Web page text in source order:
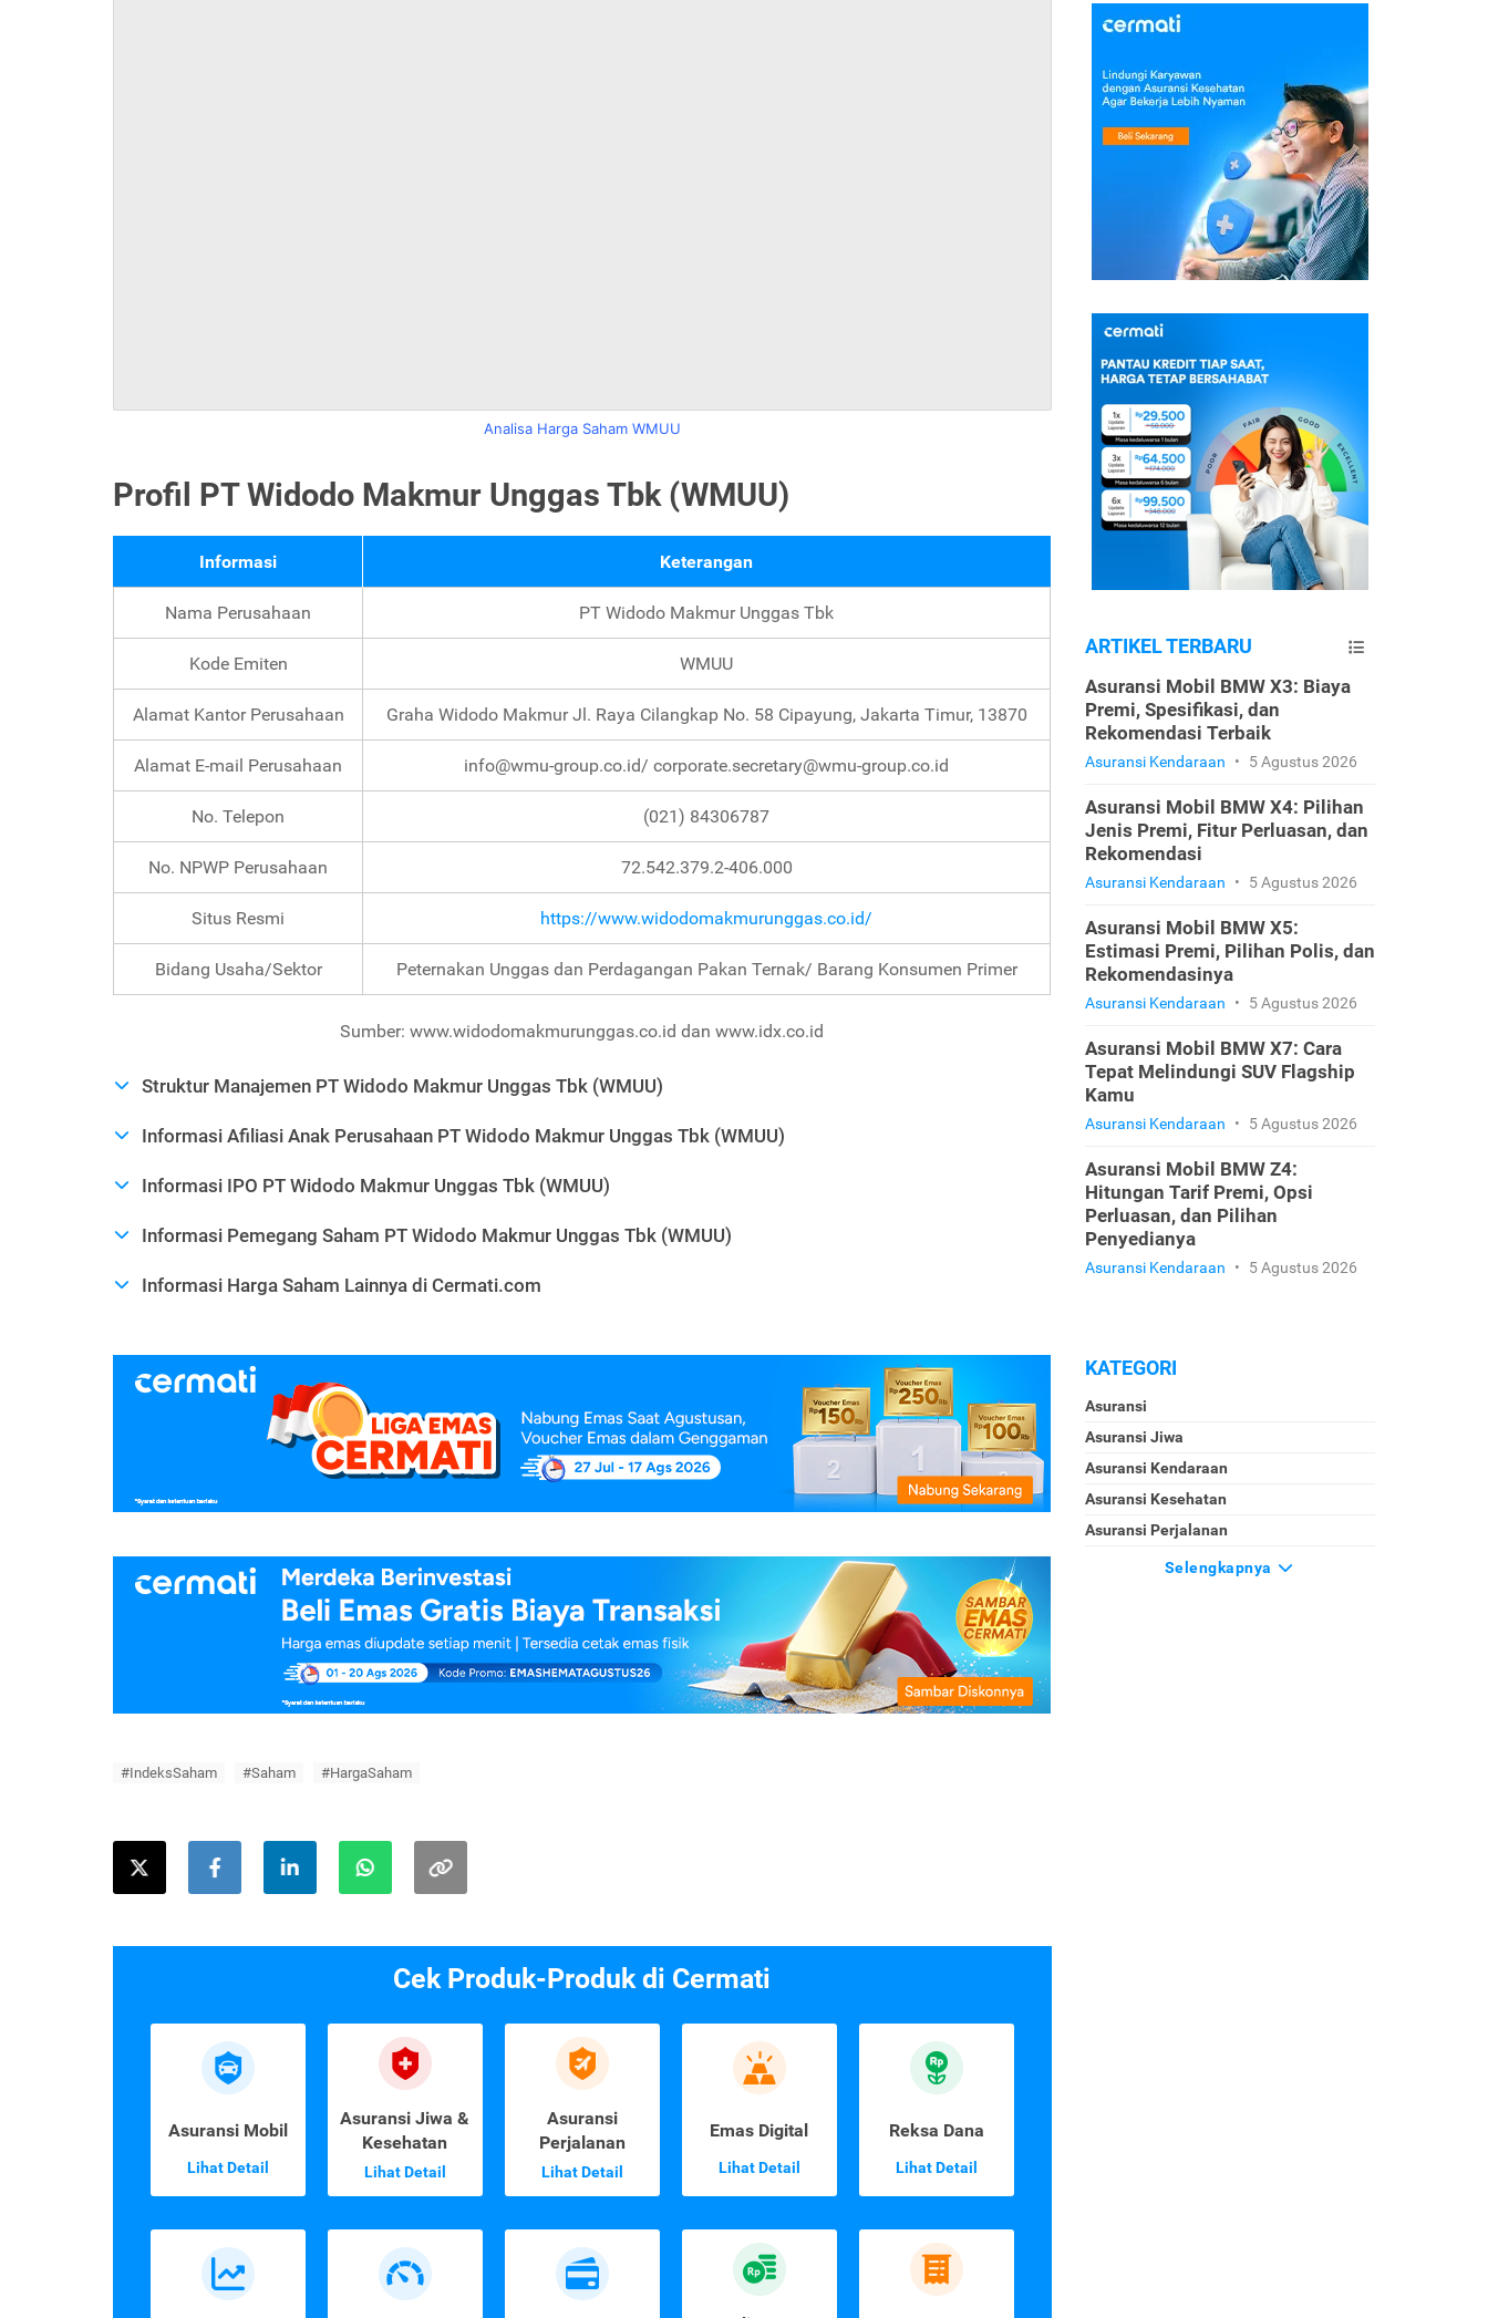
Analisa Harga Saham WMUU
Profil PT Widodo Makmur Unggas Tbk (WMUU)
Informasi Keterangan
Nama Perusahaan PT Widodo Makmur Unggas Tbk
Kode Emiten WMUU
Alamat Kantor Perusahaan Graha Widodo Makmur Jl. Raya Cilangkap No. 58 Cipayung, Jakarta Timur, 13870
Alamat E-mail Perusahaan info@wmu-group.co.id/ corporate.secretary@wmu-group.co.id
No. Telepon (021) 84306787
No. NPWP Perusahaan 72.542.379.2-406.000
Situs Resmi https://www.widodomakmurunggas.co.id/
Bidang Usaha/Sektor Peternakan Unggas dan Perdagangan Pakan Ternak/ Barang Konsumen Primer
Sumber: www.widodomakmurunggas.co.id dan www.idx.co.id
Struktur Manajemen PT Widodo Makmur Unggas Tbk (WMUU)
Informasi Afiliasi Anak Perusahaan PT Widodo Makmur Unggas Tbk (WMUU)
Informasi IPO PT Widodo Makmur Unggas Tbk (WMUU)
Informasi Pemegang Saham PT Widodo Makmur Unggas Tbk (WMUU)
Informasi Harga Saham Lainnya di Cermati.com
#IndeksSaham #Saham #HargaSaham
Cek Produk-Produk di Cermati
Asuransi Mobil
Lihat Detail
Asuransi Jiwa &
Kesehatan
Lihat Detail
Asuransi
Perjalanan
Lihat Detail
Emas Digital
Lihat Detail
Reksa Dana
Lihat Detail
ARTIKEL TERBARU
Asuransi Mobil BMW X3: Biaya
Premi, Spesifikasi, dan
Rekomendasi Terbaik
Asuransi Kendaraan • 5 Agustus 2026
Asuransi Mobil BMW X4: Pilihan
Jenis Premi, Fitur Perluasan, dan
Rekomendasi
Asuransi Kendaraan • 5 Agustus 2026
Asuransi Mobil BMW X5:
Estimasi Premi, Pilihan Polis, dan
Rekomendasinya
Asuransi Kendaraan • 5 Agustus 2026
Asuransi Mobil BMW X7: Cara
Tepat Melindungi SUV Flagship
Kamu
Asuransi Kendaraan • 5 Agustus 2026
Asuransi Mobil BMW Z4:
Hitungan Tarif Premi, Opsi
Perluasan, dan Pilihan
Penyedianya
Asuransi Kendaraan • 5 Agustus 2026
KATEGORI
Asuransi
Asuransi Jiwa
Asuransi Kendaraan
Asuransi Kesehatan
Asuransi Perjalanan
Selengkapnya